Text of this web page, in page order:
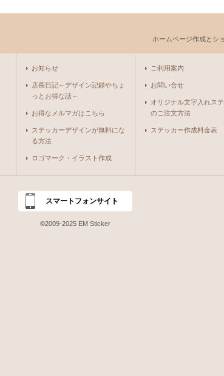
ホームページ作成とシ
お知らせ
店長日記～デザイン記録やちょ
っとお得な話～
お得なメルマガはこちら
ステッカーデザインが無料にな
る方法
ロゴマーク・イラスト作成
ご利用案内
お問い合せ
オリジナル文字入れス
のご注文方法
ステッカー作成料金表
スマートフォンサイト
©2009-2025 EM Sticker